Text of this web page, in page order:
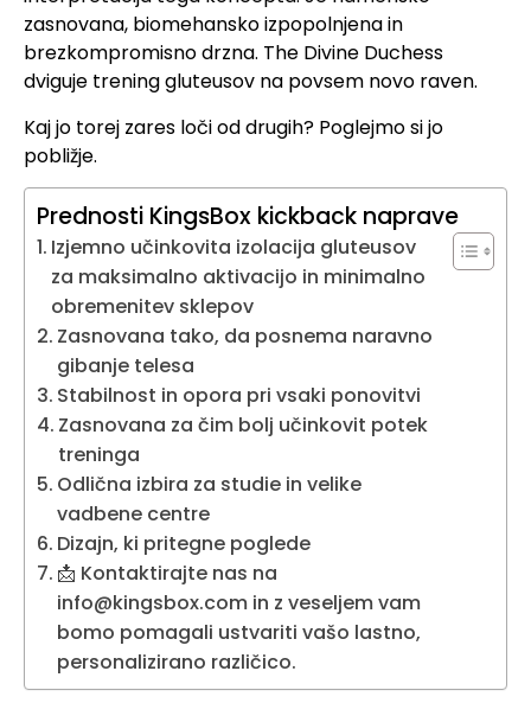
zasnovana, biomehansko izpopolnjena in
brezkompromisno drzna. The Divine Duchess
dviguje trening gluteusov na povsem novo raven.
Kaj jo torej zares loči od drugih? Poglejmo si jo
pobližje.
Prednosti KingsBox kickback naprave
Izjemno učinkovita izolacija gluteusov
za maksimalno aktivacijo in minimalno
obremenitev sklepov
Zasnovana tako, da posnema naravno
gibanje telesa
Stabilnost in opora pri vsaki ponovitvi
Zasnovana za čim bolj učinkovit potek
treninga
Odlična izbira za studie in velike
vadbene centre
Dizajn, ki pritegne poglede
📩 Kontaktirajte nas na
info@kingsbox.com in z veseljem vam
bomo pomagali ustvariti vašo lastno,
personalizirano različico.